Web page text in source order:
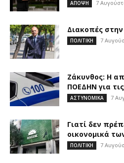
ΑΠΟΨΗ 7
Διακοπές
ΠΟΛΙΤΙΚΗ 7
Ζάκυνθος: Η
ΠΟΕΔΗΝ για
ΑΣΤΥΝΟΜΙΚΑ 7
Γιατί δεν
οικονομικά
ΠΟΛΙΤΙΚΗ 7